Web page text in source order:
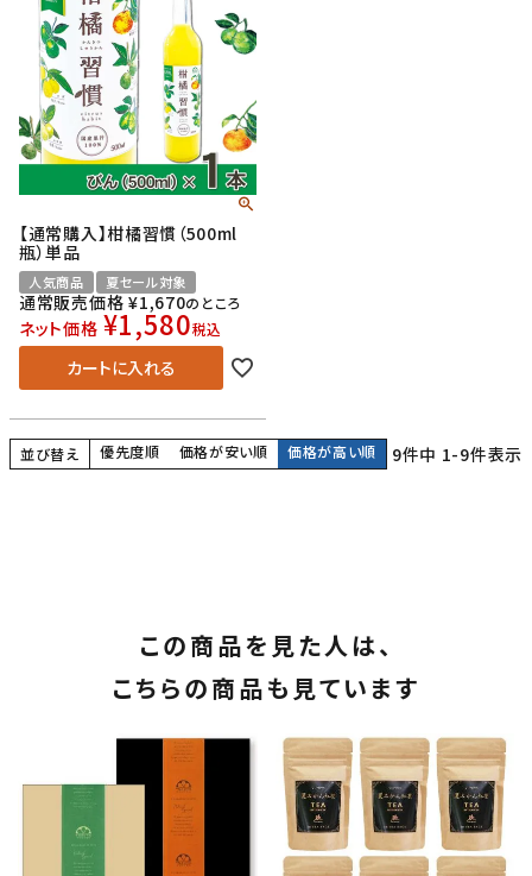
【通常購入】柑橘習慣（500ml
瓶）単品
人気商品 夏セール対象
通常販売価格 ¥1,670のところ
ネット価格 ¥1,580税込
カートに入れる
並び替え 優先度順 価格が安い順 価格が高い順 9件中 1-9件表示
この商品を見た人は、
こちらの商品も見ています